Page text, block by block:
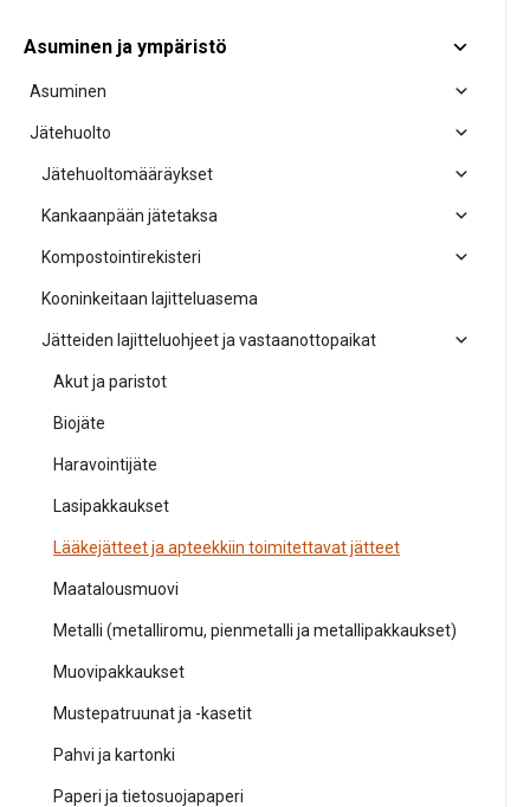
Asuminen ja ympäristö
Asuminen
Jätehuolto
Jätehuoltomääräykset
Kankaanpään jätetaksa
Kompostointirekisteri
Kooninkeitaan lajitteluasema
Jätteiden lajitteluohjeet ja vastaanottopaikat
Akut ja paristot
Biojäte
Haravointijäte
Lasipakkaukset
Lääkejätteet ja apteekkiin toimitettavat jätteet
Maatalousmuovi
Metalli (metalliromu, pienmetalli ja metallipakkaukset)
Muovipakkaukset
Mustepatruunat ja -kasetit
Pahvi ja kartonki
Paperi ja tietosuojapaperi